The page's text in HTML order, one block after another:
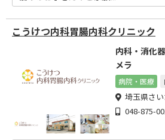
こうけつ内科胃腸内科クリニック
内科・消化
メラ
病院・医療
埼玉県さ
048-875-